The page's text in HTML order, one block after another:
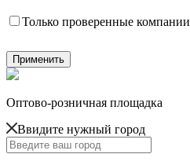
Только проверенные компании
Оптово-розничная площадка
Ввидите нужный город